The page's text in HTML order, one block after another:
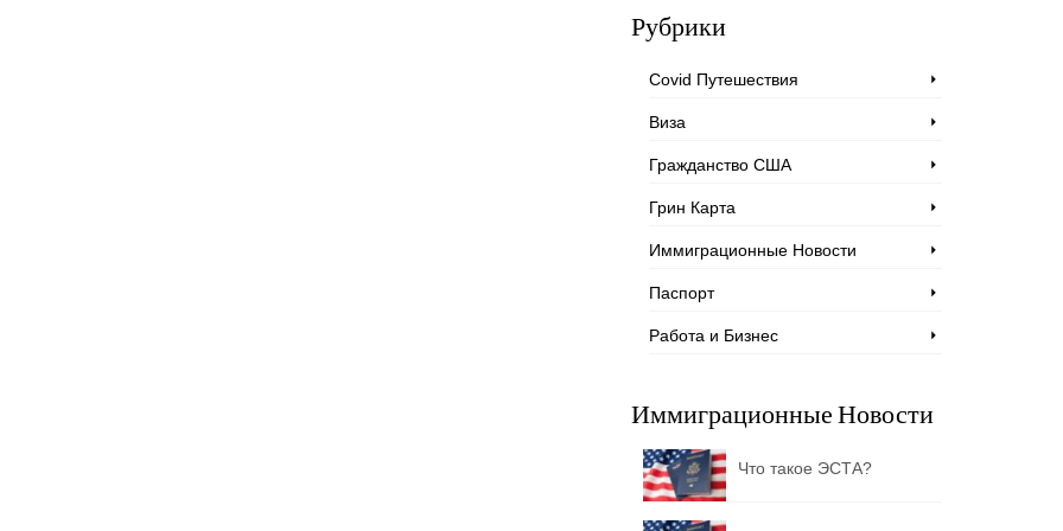
Рубрики
Covid Путешествия
Виза
Гражданство США
Грин Карта
Иммиграционные Новости
Паспорт
Работа и Бизнес
Иммиграционные Новости
Что такое ЭСТА?